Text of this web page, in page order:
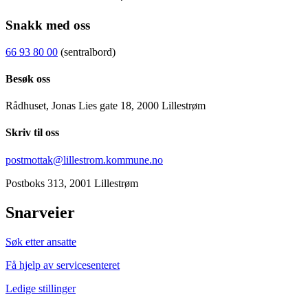
Snakk med oss
66 93 80 00 (sentralbord)
Besøk oss
Rådhuset, Jonas Lies gate 18, 2000 Lillestrøm
Skriv til oss
postmottak@lillestrom.kommune.no
Postboks 313, 2001 Lillestrøm
Snarveier
Søk etter ansatte
Få hjelp av servicesenteret
Ledige stillinger